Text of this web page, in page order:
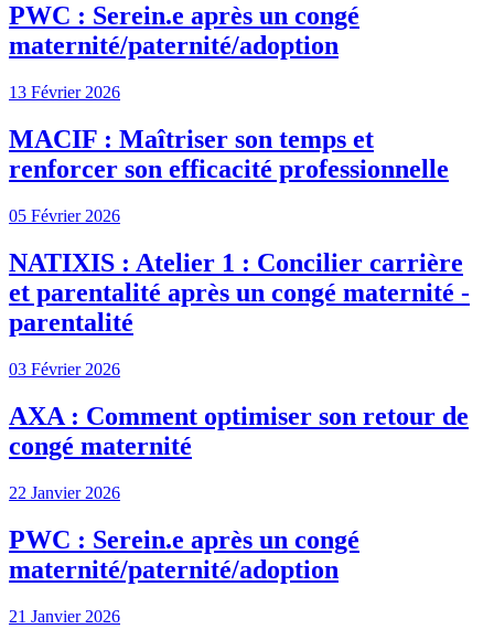
PWC : Serein.e après un congé
maternité/paternité/adoption
13 Février 2026
MACIF : Maîtriser son temps et
renforcer son efficacité professionnelle
05 Février 2026
NATIXIS : Atelier 1 : Concilier carrière
et parentalité après un congé maternité -
parentalité
03 Février 2026
AXA : Comment optimiser son retour de
congé maternité
22 Janvier 2026
PWC : Serein.e après un congé
maternité/paternité/adoption
21 Janvier 2026